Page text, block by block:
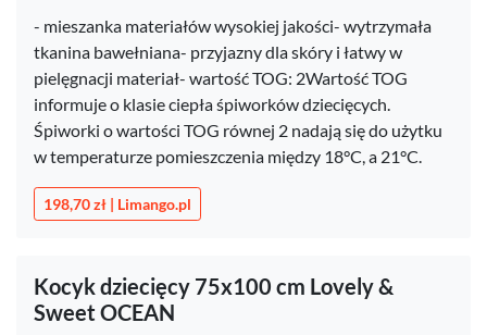
- mieszanka materiałów wysokiej jakości- wytrzymała
tkanina bawełniana- przyjazny dla skóry i łatwy w
pielęgnacji materiał- wartość TOG: 2Wartość TOG
informuje o klasie ciepła śpiworków dziecięcych.
Śpiworki o wartości TOG równej 2 nadają się do użytku
w temperaturze pomieszczenia między 18°C, a 21°C.
198,70 zł | Limango.pl
Kocyk dziecięcy 75x100 cm Lovely &
Sweet OCEAN